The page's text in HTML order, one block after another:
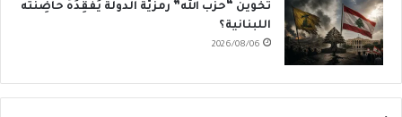
تَخوينُ “حزب الله” رمزيَّة الدولة يُفقِدُهُ حاضِنَته
اللبنانية؟
2026/08/06